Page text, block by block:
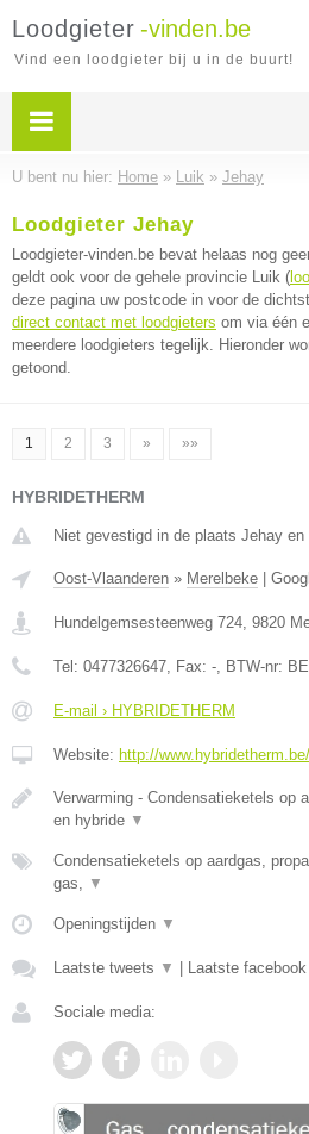
Loodgieter -vinden.be
Vind een loodgieter bij u in de buurt!
U bent nu hier: Home » Luik » Jehay
Loodgieter Jehay
Loodgieter-vinden.be bevat helaas nog
geldt ook voor de gehele provincie Luik (
deze pagina uw postcode in voor de
direct contact met loodgieters om via één
meerdere loodgieters tegelijk. Hieronder
getoond.
1 2 3 » »»
HYBRIDETHERM
Niet gevestigd in de plaats Jehay
Oost-Vlaanderen » Merelbeke
Hundelgemsesteenweg 724, 9820
Tel: 0477326647, Fax: -, BTW-nr:
E-mail › HYBRIDETHERM
Website: http://www.hybridetherm.be/
Verwarming - Condensatieketels op
en hybride ▼
Condensatieketels op aardgas,
gas, ▼
Openingstijden ▼
Laatste tweets ▼ Laatste
Sociale media: